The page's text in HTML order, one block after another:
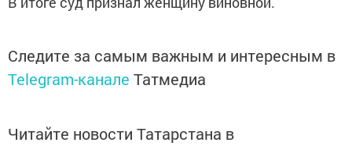
Следите за самым важным и интересным в
Telegram-канале Татмедиа
Читайте новости Татарстана в